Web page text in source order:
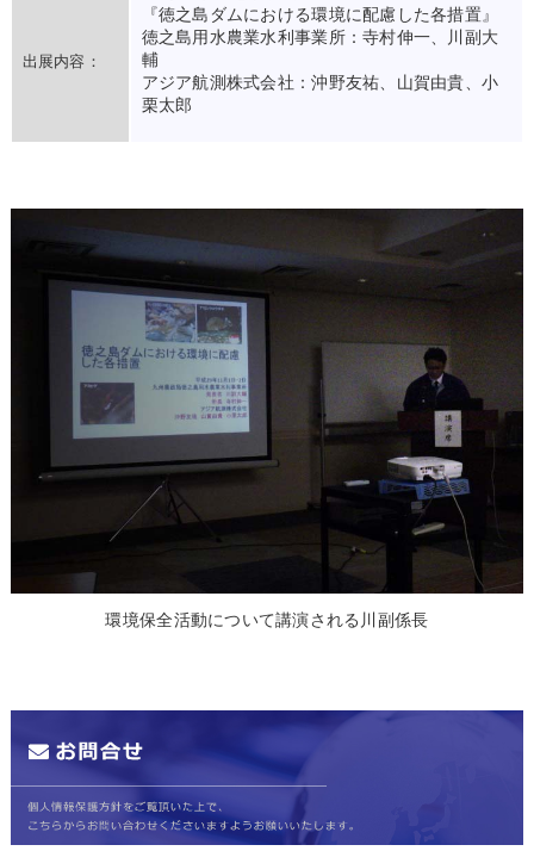
出展内容：
『徳之島ダムにおける環境に配慮した各措置』
徳之島用水農業水利事業所：寺村伸一、川副大
輔
アジア航測株式会社：沖野友祐、山賀由貴、小
栗太郎
環境保全活動について講演される川副係長